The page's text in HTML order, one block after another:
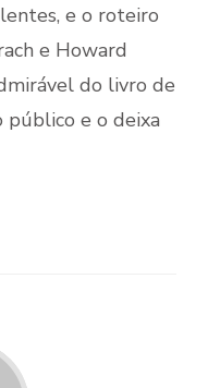
e o roteiro
e Howard
do livro de
público e o deixa